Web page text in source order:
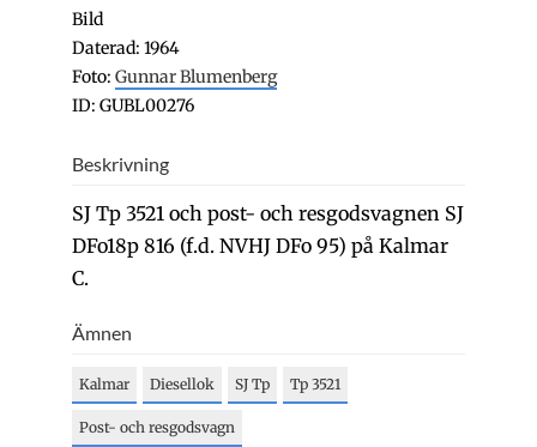
Bild
Daterad: 1964
Foto: Gunnar Blumenberg
ID: GUBL00276
Beskrivning
SJ Tp 3521 och post- och resgodsvagnen SJ
DFo18p 816 (f.d. NVHJ DFo 95) på Kalmar
C.
Ämnen
Kalmar Diesellok SJ Tp Tp 3521
Post- och resgodsvagn